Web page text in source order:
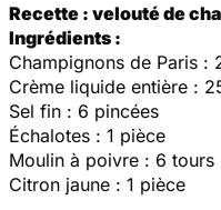
Recette : velouté de
Ingrédients :
Champignons de Paris :
Crème liquide entière :
Sel fin : 6 pincées
Échalotes : 1 pièce
Moulin à poivre : 6 tours
Citron jaune : 1 pièce